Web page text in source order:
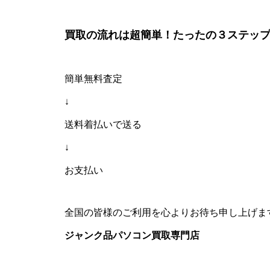
買取の流れは超簡単！たったの３ステッ
簡単無料査定
↓
送料着払いで送る
↓
お支払い
全国の皆様のご利用を心よりお待ち申し上げま
ジャンク品パソコン買取専門店